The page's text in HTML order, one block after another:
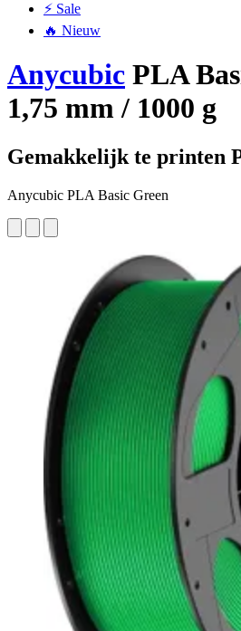
⚡ Sale
🔥 Nieuw
Anycubic PLA
1,75 mm / 1000 g
Gemakkelijk te printen
Anycubic PLA Basic Green